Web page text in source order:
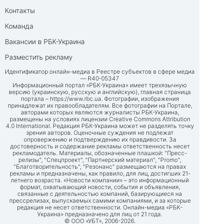
Контакты
Команда
Вакансии в РБК-Украина
Разместить рекламу
Идентификатор онлайн-медиа в Реестре субъектов в сфере медиа
— R40-05347
Информационный портал «РБК-Украина» имеет трехязычную
версию (украинскую, русскую и английскую), главная страница
портала – https://www.rbc.ua. Фотографии, изображения
принадлежат их правообладателям. Все фотографии на Портале,
авторами которых являются журналисты РБК-Украина,
размещены на условиях лицензии Creative Commons Attribution
4.0 International. Редакция РБК-Украина может не разделять точку
зрения авторов. Оценочные суждения не подлежат
опровержению и подтверждению их правдивости. За
достоверность и содержание рекламы ответственность несет
рекламодатель. Материалы, обозначенные плашкой: "Пресс-
релизы", "Спецпроект", "Партнерский материал", "Promo",
"Благотворительность", "Резонанс" размещаются на правах
рекламы и предназначены, как правило, для лиц, достигших 21-
летнего возраста. «Новости компании» – это информационный
формат, охватывающий новости, события и объявления,
связанные с деятельностью компаний, базирующиеся на
прессрелизах, выпускаемых самими компаниями, и за которые
редакция не несет ответственности. Онлайн-медиа «РБК-
Украина» предназначено для лиц от 21 года.
© ООО «УБТ», 2006-2026.